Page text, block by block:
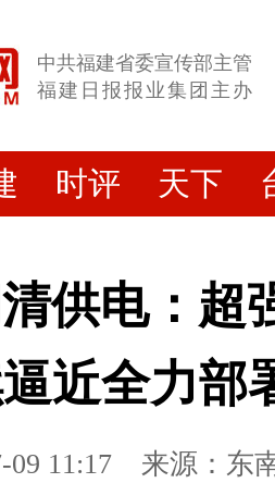
中共福建省委宣传部主管
福建日报报业集团主办
时评 天下
供电：超
近全力部
09 11:17 来源：东